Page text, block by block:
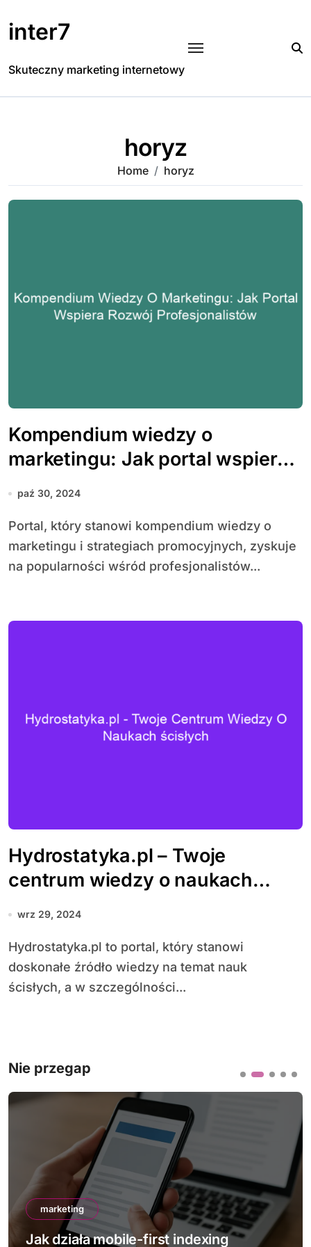
to
content
inter7
Skuteczny marketing internetowy
horyz
Home horyz
Kompendium wiedzy o
marketingu: Jak portal wspiera
rozwój profesjonalistów
paź 30, 2024
Portal, który stanowi kompendium wiedzy o
marketingu i strategiach promocyjnych, zyskuje
na popularności wśród profesjonalistów...
Hydrostatyka.pl – Twoje
centrum wiedzy o naukach
ścisłych
wrz 29, 2024
Hydrostatyka.pl to portal, który stanowi
doskonałe źródło wiedzy na temat nauk
ścisłych, a w szczególności...
Nie przegap
marketing
Jak działa mobile-first indexing